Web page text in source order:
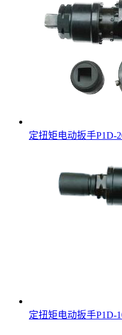
定扭矩电动扳手P1D-
定扭矩电动扳手P1D-